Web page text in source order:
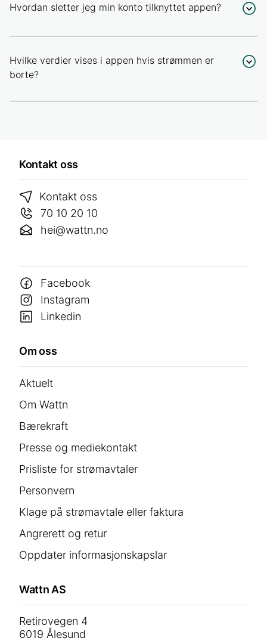
Hvordan sletter jeg min konto tilknyttet appen?
Hvilke verdier vises i appen hvis strømmen er
borte?
Kontakt oss
Kontakt oss
70 10 20 10
hei@wattn.no
Facebook
Instagram
Linkedin
Om oss
Aktuelt
Om Wattn
Bærekraft
Presse og mediekontakt
Prisliste for strømavtaler
Personvern
Klage på strømavtale eller faktura
Angrerett og retur
Oppdater informasjonskapslar
Wattn AS
Retirovegen 4
6019 Ålesund